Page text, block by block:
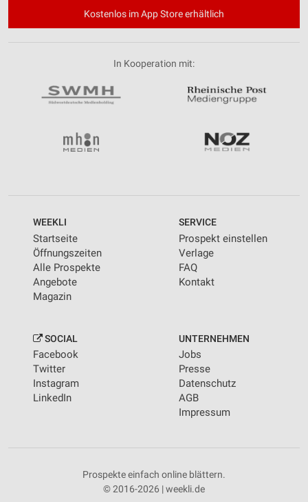
Kostenlos im App Store erhältlich
In Kooperation mit:
WEEKLI
Startseite
Öffnungszeiten
Alle Prospekte
Angebote
Magazin
SERVICE
Prospekt einstellen
Verlage
FAQ
Kontakt
SOCIAL
Facebook
Twitter
Instagram
LinkedIn
UNTERNEHMEN
Jobs
Presse
Datenschutz
AGB
Impressum
Prospekte einfach online blättern.
© 2016-2026 | weekli.de